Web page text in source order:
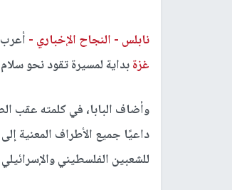
نابلس - النجاح الإخباري -
غزةبداية لمسيرة تقود نحو
وأضاف البابا، في كلمته عقب
داعيًا جميع الأطراف المعنية
للشعبين الفلسطيني